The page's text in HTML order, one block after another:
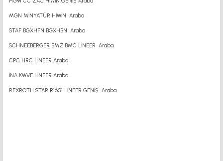
MGN MİNYATÜR HİWİN Araba
STAF BGXHFN BGXHBN Araba
SCHNEEBERGER BMZ BMC LİNEER Araba
CPC HRC LİNEER Araba
İNA KWVE LİNEER Araba
REXROTH STAR R1651 LİNEER GENİŞ Araba